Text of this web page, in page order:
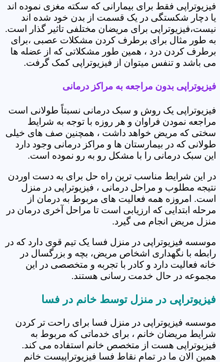
فیزیوتراپی فقط برای بیمارانی که سکته مغزی نموده اند
یا دچار شکستگی در یک قسمت از بدن خود شده اند
نیست،فیزیوتراپی برای مریضان مختلفی تاثیر گذار است.
به طور مثال برای برطرف کردن مشکلات عصبی ،برای
برطرف کردن درد ، همین طور مشکلاتی که از عضله ها
می باشد و تنفس میتوان از فیزیوتراپی کمک گرفت.
فیزیوتراپی بدون مراجعه به مراکز درمانی
فیزیوتراپی یک روش و سبک درمانی نسبتاً طولانی است
مراجعه نمودن فراوان و هر روزه با توجه به شرایط
سختی که مریض خواهد داشت ، همچنین صف های خیلی
طولانی که در بیمارستان ها و مراکز درمانی وجود دارد
این سبک درمانی را با مشکل رو به رو نموده است.
در این شرایط مناسب ترین راه حل برای به دست اوردن
نتیجه مطلوب و مراحل درمانی ، فیزیوتراپی در منزل
است. امروزه همه فعالیت های مربوط به درمان از
مرحله ابتدایی که ارزیابی است تا مراحل آخری درمان در
منزل مریض انجام می گیرد.
موسسه فیزیوتراپی در منزل فسا یک تیم قوی دارد که در
رابطه با نگهداری اشخاص مریض، بچه و بزرگسال در
خانه فعالیت دارد و کادر با تجربه و متخصصی در این
مجموعه در حال خدمت رسانی هستند.
فیزیوتراپی در منزل توسط خانم در فسا
موسسه فیزیوتراپی در منزل فسا برای راحت تر کردن
شرایط مریضان خانم ، برای خدماتی که مربوط به
فیزیوتراپی هست از متخصص خانم استفاده می کند.
همین الان ما در تمام نقاط فسا فیزیوتراپیست خانم